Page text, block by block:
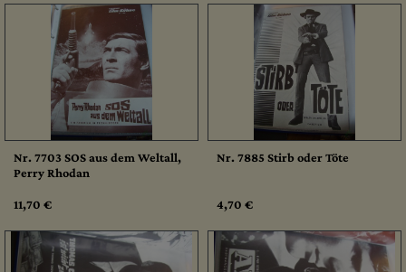
Nr. 7703 SOS aus dem Weltall,
Perry Rhodan
11,70 €
Nr. 7885 Stirb oder Töte
4,70 €